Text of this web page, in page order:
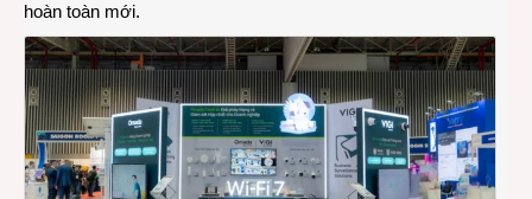
hoàn toàn mới.